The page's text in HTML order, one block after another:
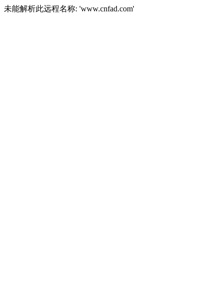
未能解析此远程名称: 'www.cnfad.com'